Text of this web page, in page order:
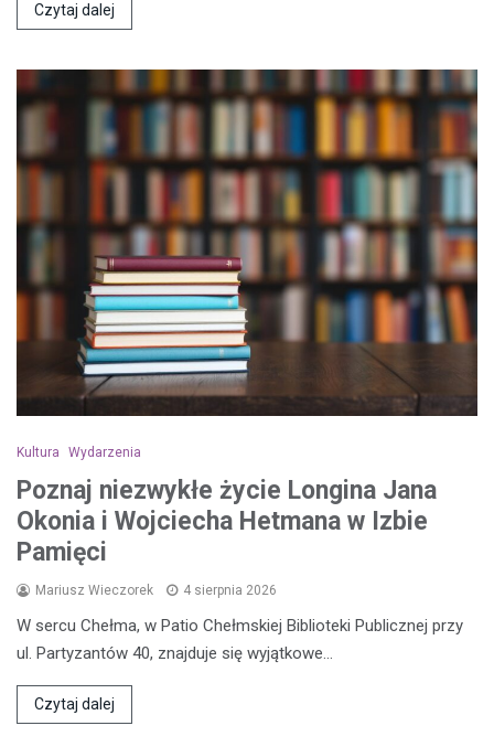
Czytaj dalej
Kultura Wydarzenia
Poznaj niezwykłe życie Longina Jana
Okonia i Wojciecha Hetmana w Izbie
Pamięci
Mariusz Wieczorek 4 sierpnia 2026
W sercu Chełma, w Patio Chełmskiej Biblioteki Publicznej przy
ul. Partyzantów 40, znajduje się wyjątkowe…
Czytaj dalej